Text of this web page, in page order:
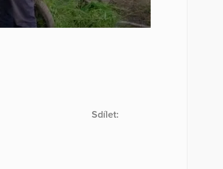
Sdílet: